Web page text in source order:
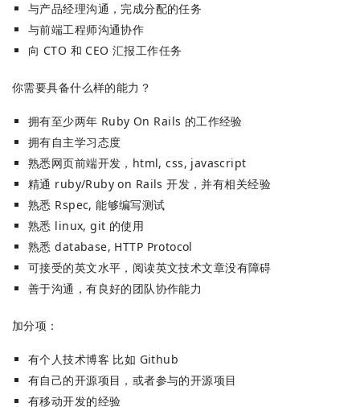
与产品经理沟通，完成分配的任务
与前端工程师沟通协作
向 CTO 和 CEO 汇报工作任务
你需要具备什么样的能力？
拥有至少两年 Ruby On Rails 的工作经验
拥有自主学习态度
熟悉网页前端开发，html, css, javascript
精通 ruby/Ruby on Rails 开发，并有相关经验
熟悉 Rspec, 能够编写测试
熟悉 linux, git 的使用
熟悉 database, HTTP Protocol
可接受的英文水平，阅读英文技术文章没有障碍
善于沟通，有良好的团队协作能力
加分项：
有个人技术博客 比如 Github
有自己的开源项目，或者参与的开源项目
有移动开发的经验